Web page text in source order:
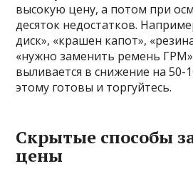
высокую цену, а потом при
десяток недостатков.
диск», «крашен капот»,
«нужно заменить ремень
выливается в снижение на 50-
этому готовы и торгуйтесь.
Скрытые способы
цены